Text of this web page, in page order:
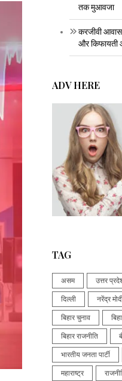
तक मुआवजा
करजीवी
और किफायती
ADV HERE
TAG
असम उत्तर
दिल्ली नरेंद्र
बिहार चुनाव
बिहार राजनीति
भारतीय जनता पार्टी
महाराष्ट्र